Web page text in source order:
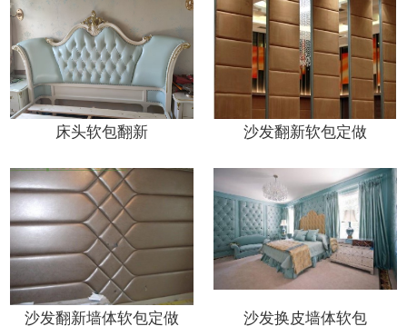
床头软包翻新 沙发翻新软包定做
沙发翻新墙体软包定做 沙发换皮墙体软包